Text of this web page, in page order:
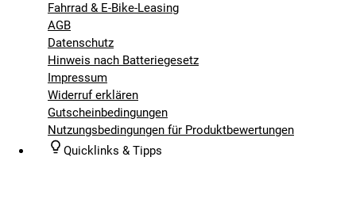
Fahrrad & E-Bike-Leasing
AGB
Datenschutz
Hinweis nach Batteriegesetz
Impressum
Widerruf erklären
Gutscheinbedingungen
Nutzungsbedingungen für Produktbewertungen
Quicklinks & Tipps